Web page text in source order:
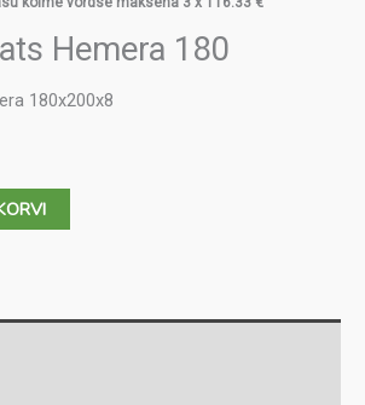
Hemera 180
180x200x8